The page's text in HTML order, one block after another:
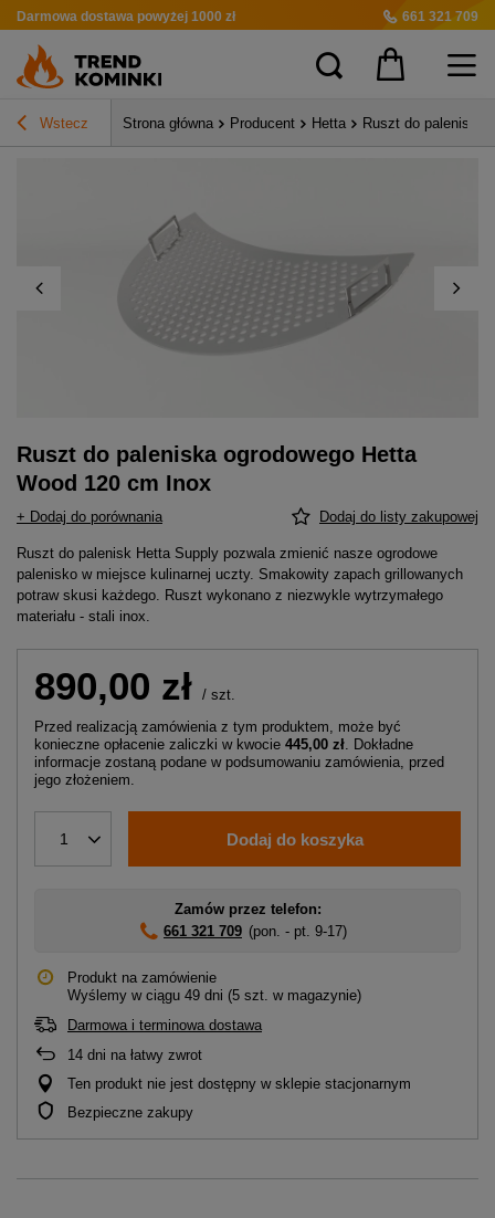
Darmowa dostawa powyżej 1000 zł 661 321 709
Wstecz Strona główna Producent Hetta Ruszt do paleniska
Ruszt do paleniska ogrodowego Hetta
Wood 120 cm Inox
+ Dodaj do porównania Dodaj do listy zakupowej
Ruszt do palenisk Hetta Supply pozwala zmienić nasze ogrodowe
palenisko w miejsce kulinarnej uczty. Smakowity zapach grillowanych
potraw skusi każdego. Ruszt wykonano z niezwykle wytrzymałego
materiału - stali inox.
890,00 zł / szt.
Przed realizacją zamówienia z tym produktem, może być
konieczne opłacenie zaliczki w kwocie 445,00 zł. Dokładne
informacje zostaną podane w podsumowaniu zamówienia, przed
jego złożeniem.
1 Dodaj do koszyka
Zamów przez telefon:
661 321 709 (pon. - pt. 9-17)
Produkt na zamówienie
Wyślemy w ciągu 49 dni (5 szt. w magazynie)
Darmowa i terminowa dostawa
14 dni na łatwy zwrot
Ten produkt nie jest dostępny w sklepie stacjonarnym
Bezpieczne zakupy